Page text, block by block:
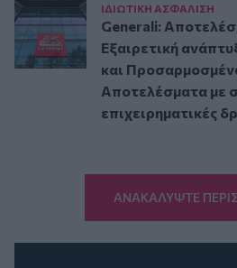
ΙΔΙΩΤΙΚΗ ΑΣΦAΛΙΣΗ
Generali:
Εξαιρετική
και
Αποτελέσματα με
επιχειρηματικές
ΑΝΑΚΑΛΥΨΤΕ